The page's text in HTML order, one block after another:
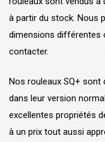
à partir du stock. Nous
dimensions différentes
contacter.
Nos rouleaux SQ+ sont
dans leur version
excellentes propriétés
à un prix tout aussi